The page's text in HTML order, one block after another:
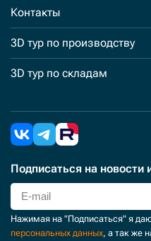
Контакты
3D тур по производству
3D тур по складам
Подписаться на новости
Нажимая на "Подписаться" я
персональных данных, а так же